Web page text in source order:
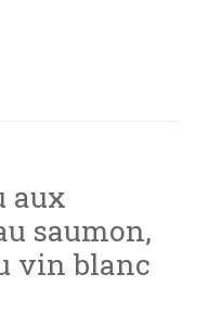
aux
saumon,
vin blanc